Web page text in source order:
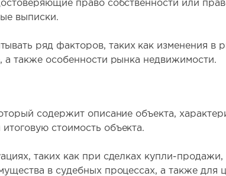
право собственности или
выписки.
ряд факторов, таких как изменения в
а также особенности рынка недвижимости.
содержит описание объекта,
стоимость объекта.
таких как при сделках купли-
в судебных процессах, а также для